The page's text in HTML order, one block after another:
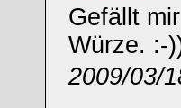
Gefällt
Würze. :-
2009/03/